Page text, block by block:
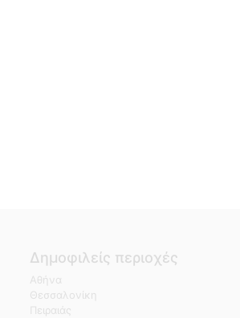
Δημοφιλείς περιοχές
Αθήνα
Θεσσαλονίκη
Πειραιάς